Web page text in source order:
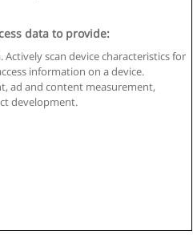
danych osobowych
S.L. - CIF : B-95610580: -
data to provide:
Actively scan device characteristics for
information on a device.
ad and content measurement,
development.